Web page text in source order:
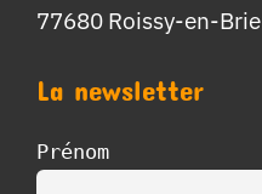
77680 Roissy-en-Brie
La newsletter
Prénom